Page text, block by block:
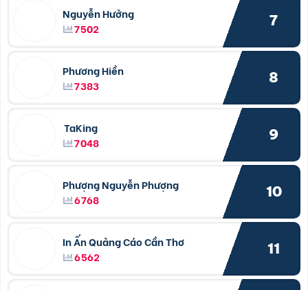
Nguyễn Hưởng
7502
7
Phương Hiền
7383
8
TaKing
7048
9
Phượng Nguyễn Phượng
6768
10
In Ấn Quảng Cáo Cần Thơ
6562
11